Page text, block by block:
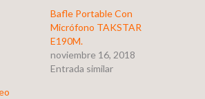
Bafle Portable Con
Micrófono TAKSTAR
E190M.
noviembre 16, 2018
Entrada similar